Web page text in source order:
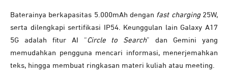
Baterainya berkapasitas 5.000mAh dengan fast charging 25W,
serta dilengkapi sertifikasi IP54. Keunggulan lain Galaxy A17
5G adalah fitur AI “Circle to Search” dan Gemini yang
memudahkan pengguna mencari informasi, menerjemahkan
teks, hingga membuat ringkasan materi kuliah atau meeting.